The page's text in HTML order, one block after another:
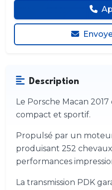
Description
Le Porsche Macan
compact et sportif.
Propulsé par un
produisant 252
performances
La transmission PDK